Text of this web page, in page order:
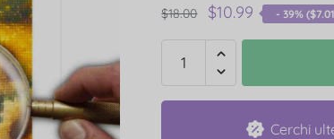
$18.00 $10.99 - 39% ($
Cerchi